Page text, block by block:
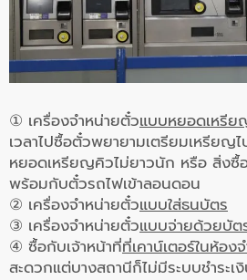
① เครื่องจำหน่ายตั๋วแบบหยอดเหรี
เวลาไปซื้อตั๋วพยายามเตรียมเหรียญ
หยอดเหรียญคิวไม่ยาวนัก หรือ สิ่งซื้
พร้อมกับตั๋วรถไฟเข้าลอนดอน
② เครื่องจำหน่ายตั๋วแบบใส่ธนบัตร
③ เครื่องจำหน่ายตั๋วแบบจ่ายด้วยบัต
④ ซื้อกับเจ้าหน้าที่ที่เคาน์เตอร์ในห้อง
สะดวกแต่บางสถานีก็ไม่มีระบบชำระเ